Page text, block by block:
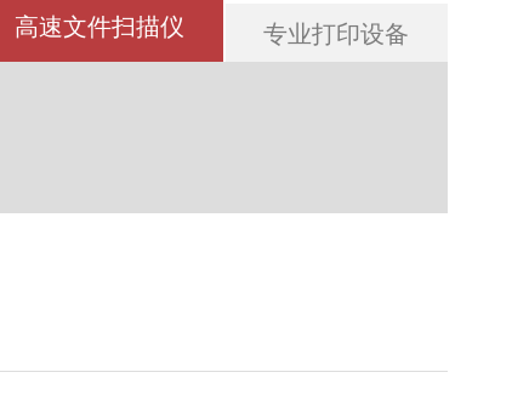
高速文件扫描仪 专业打印设备